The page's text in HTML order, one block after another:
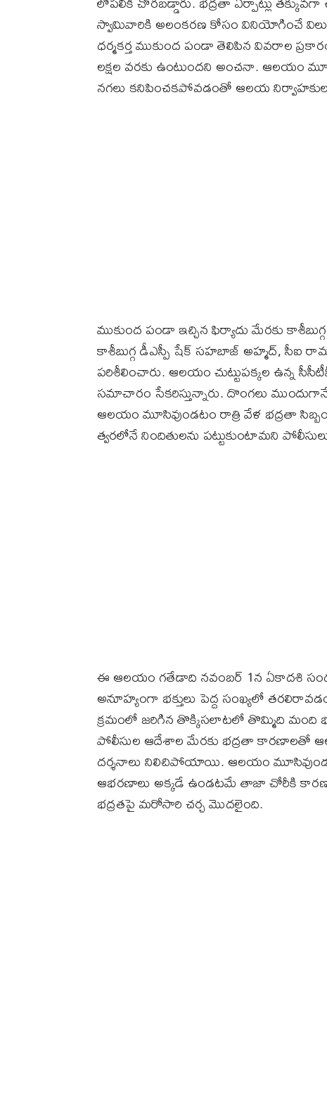
స్వామివారికి అలంకరణ కోసం వినియోగించే
ధర్మకర్త ముకుంద పండా తెలిపిన వివరాల
లక్షల వరకు ఉంటుందని అంచనా. ఆలయం
నగలు కనిపించకపోవడంతో ఆలయ
ముకుంద పండా ఇచ్చిన ఫిర్యాదు మేరకు
కాశీబుగ్గ డీఎస్పీ షేక్ సహబాజ్ అహ్మద్, సీఐ
పరిశీలించారు. ఆలయం చుట్టుపక్కల ఉన్న
సమాచారం సేకరిస్తున్నారు. దొంగలు
ఆలయం మూసివుండటం రాత్రి వేళ భద్రతా
త్వరలోనే నిందితులను పట్టుకుంటామని
ఈ ఆలయం గతేడాది నవంబర్ 1న ఏకాదశి
అనూహ్యంగా భక్తులు పెద్ద సంఖ్యలో
క్రమంలో జరిగిన తొక్కిసలాటలో తొమ్మిది మంది
పోలీసుల ఆదేశాల మేరకు భద్రతా కారణాలతో
దర్శనాలు నిలిచిపోయాయి. ఆలయం
ఆభరణాలు అక్కడే ఉండటమే తాజా చోరీకి
భద్రతపై మరోసారి చర్చ మొదలైంది.